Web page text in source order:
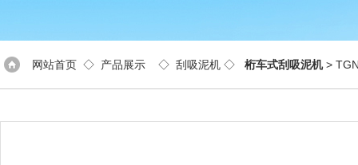
网站首页 ◇ 产品展示 ◇ 刮吸泥机 ◇ 桁车式刮吸泥机>